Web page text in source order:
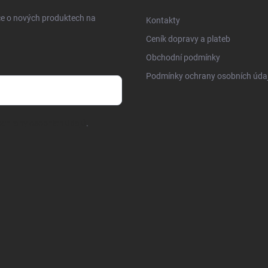
o nových produktech na
.
Kontakty
Ceník dopravy a plateb
Obchodní podmínky
Podmínky ochrany osobních